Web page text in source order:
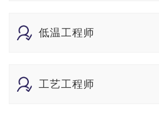
低温工程师
工艺工程师